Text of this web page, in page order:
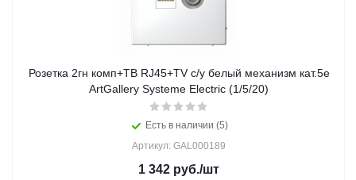
Розетка 2гн комп+ТВ RJ45+TV с/у белый механизм кат.5е
ArtGallery Systeme Electric (1/5/20)
Есть в наличии (5)
Артикул: GAL000189
1 342 руб./шт